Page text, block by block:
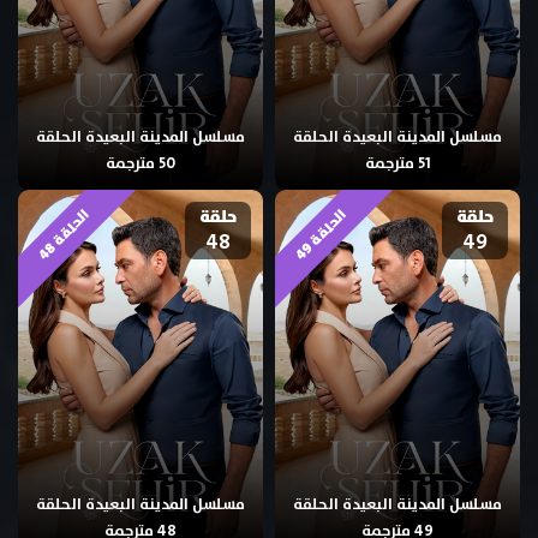
مسلسل المدينة البعيدة الحلقة
51 مترجمة
مسلسل المدينة البعيدة الحلقة
50 مترجمة
حلقة
49 ا
ل
ح
ل
ق
ة
4
9
مسلسل المدينة البعيدة الحلقة
49 مترجمة
حلقة
48 ا
ل
ح
ل
ق
ة
4
8
مسلسل المدينة البعيدة الحلقة
48 مترجمة